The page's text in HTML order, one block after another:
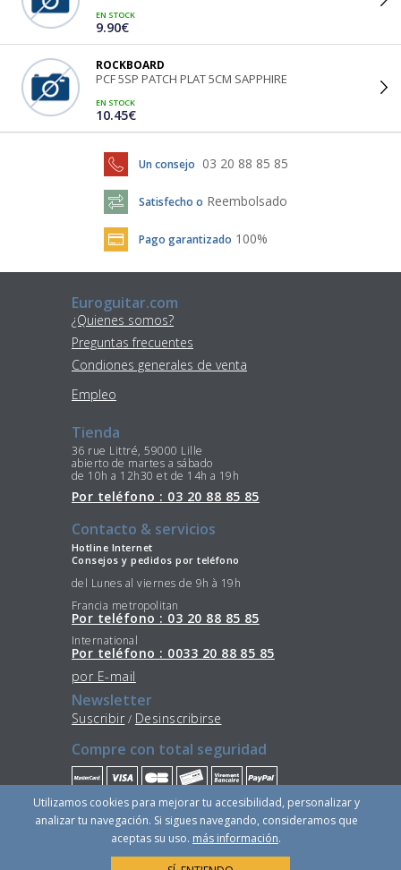
EN STOCK
9.90€
ROCKBOARD
PCF 5SP PATCH PLAT 5CM SAPPHIRE
EN STOCK
10.45€
Un consejo 03 20 88 85 85
Satisfecho o Reembolsado
Pago garantizado 100%
Euroguitar.com
¿Quienes somos?
Preguntas frecuentes
Condiones generales de venta
Empleo
Tienda
36 rue Littré, 59000 Lille
abierto de martes a sábado
de 10h a 12h30 et de 14h a 19h
Por teléfono : 03 20 88 85 85
Contacto & servicios
Hotline Internet
Consejos y pedidos por teléfono
del Lunes al viernes de 9h à 19h
Francia metropolitan
Por teléfono : 03 20 88 85 85
International
Por teléfono : 0033 20 88 85 85
por E-mail
Newsletter
Suscribir / Desinscribirse
Compre con total seguridad
Quédese conectado
Utilizamos cookies para mejorar tu accesibilidad, personalizar y
analizar tu navegación. Si sigues navegando, consideramos que
aceptas su uso. más información.